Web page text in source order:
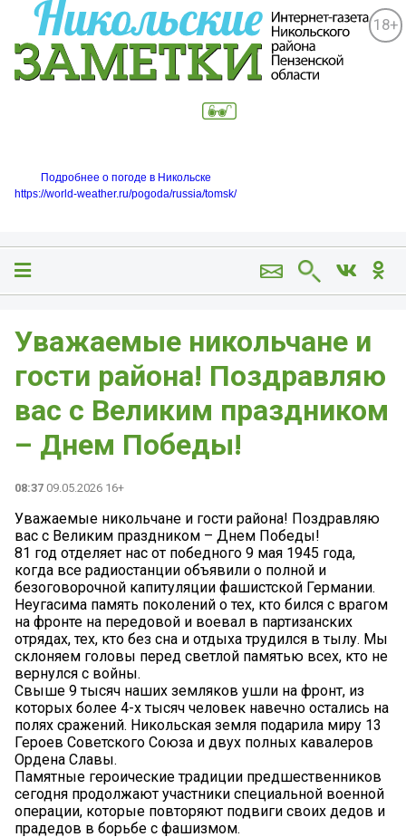
18+
Подробнее о погоде в Никольске
https://world-weather.ru/pogoda/russia/tomsk/
Уважаемые никольчане и
гости района! Поздравляю
вас с Великим праздником
– Днем Победы!
08:37 09.05.2026 16+
Уважаемые никольчане и гости района! Поздравляю
вас с Великим праздником – Днем Победы!
81 год отделяет нас от победного 9 мая 1945 года,
когда все радиостанции объявили о полной и
безоговорочной капитуляции фашистской Германии.
Неугасима память поколений о тех, кто бился с врагом
на фронте на передовой и воевал в партизанских
отрядах, тех, кто без сна и отдыха трудился в тылу. Мы
склоняем головы перед светлой памятью всех, кто не
вернулся с войны.
Свыше 9 тысяч наших земляков ушли на фронт, из
которых более 4-х тысяч человек навечно остались на
полях сражений. Никольская земля подарила миру 13
Героев Советского Союза и двух полных кавалеров
Ордена Славы.
Памятные героические традиции предшественников
сегодня продолжают участники специальной военной
операции, которые повторяют подвиги своих дедов и
прадедов в борьбе с фашизмом.